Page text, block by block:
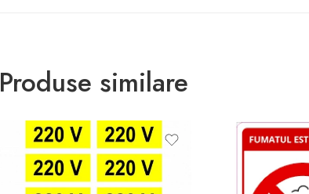
Produse similare